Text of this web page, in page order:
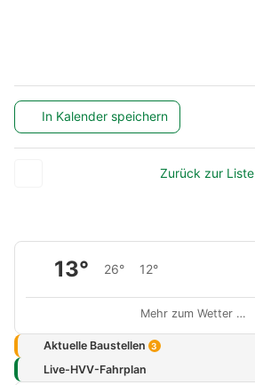
In Kalender speichern
Zurück zur Liste
13° 26° 12°
Mehr zum Wetter …
Aktuelle Baustellen 3
Live-HVV-Fahrplan